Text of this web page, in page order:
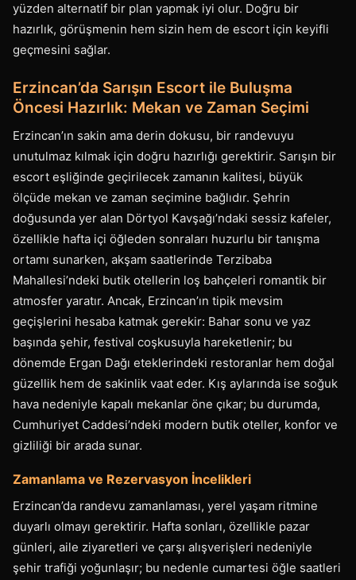
yüzden alternatif bir plan yapmak iyi olur. Doğru bir
hazırlık, görüşmenin hem sizin hem de escort için keyifli
geçmesini sağlar.
Erzincan’da Sarışın Escort ile Buluşma
Öncesi Hazırlık: Mekan ve Zaman Seçimi
Erzincan’ın sakin ama derin dokusu, bir randevuyu
unutulmaz kılmak için doğru hazırlığı gerektirir. Sarışın bir
escort eşliğinde geçirilecek zamanın kalitesi, büyük
ölçüde mekan ve zaman seçimine bağlıdır. Şehrin
doğusunda yer alan Dörtyol Kavşağı’ndaki sessiz kafeler,
özellikle hafta içi öğleden sonraları huzurlu bir tanışma
ortamı sunarken, akşam saatlerinde Terzibaba
Mahallesi’ndeki butik otellerin loş bahçeleri romantik bir
atmosfer yaratır. Ancak, Erzincan’ın tipik mevsim
geçişlerini hesaba katmak gerekir: Bahar sonu ve yaz
başında şehir, festival coşkusuyla hareketlenir; bu
dönemde Ergan Dağı eteklerindeki restoranlar hem doğal
güzellik hem de sakinlik vaat eder. Kış aylarında ise soğuk
hava nedeniyle kapalı mekanlar öne çıkar; bu durumda,
Cumhuriyet Caddesi’ndeki modern butik oteller, konfor ve
gizliliği bir arada sunar.
Zamanlama ve Rezervasyon İncelikleri
Erzincan’da randevu zamanlaması, yerel yaşam ritmine
duyarlı olmayı gerektirir. Hafta sonları, özellikle pazar
günleri, aile ziyaretleri ve çarşı alışverişleri nedeniyle
şehir trafiği yoğunlaşır; bu nedenle cumartesi öğle saatleri